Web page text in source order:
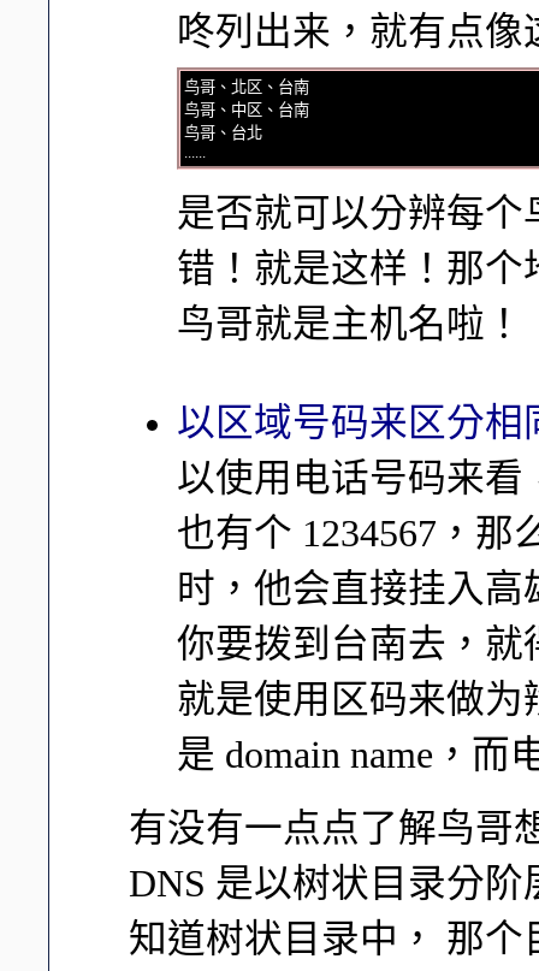
咚列出来，就有点像
鸟哥、北区、台南
鸟哥、中区、台南
鸟哥、台北
......
是否就可以分辨每
错！就是这样！那个
鸟哥就是主机名啦！
以区域号码来区分相
以使用电话号码来看
也有个 1234567，那
时，他会直接挂入高
你要拨到台南去，就
就是使用区码来做为
是 domain name，
有没有一点点了解鸟哥
DNS 是以树状目录分
知道树状目录中， 那